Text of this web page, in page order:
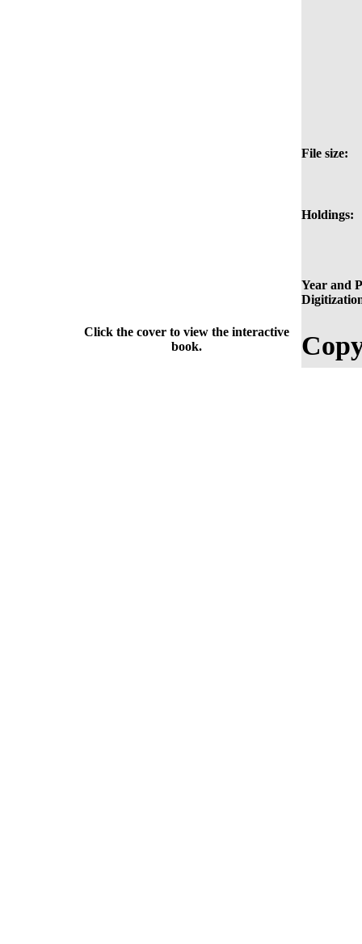
File size:
Holdings:
Year and
Click the cover to view the interactive
book.